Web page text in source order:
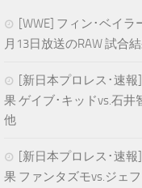
[WWE] フィン･ベイ
月13日放送のRAW 試合
[新日本プロレス･速
果 ゲイブ･キッドvs.石井
他
[新日本プロレス･速
果 ファンタズモvs.ジェ